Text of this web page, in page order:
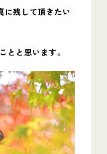
に残して頂きたい
とと思います。